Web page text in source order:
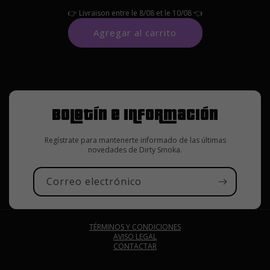
👉 Livraison entre le 8/08et le 10/08👈
Agregar al carrito
Boletín e información
Regístrate para mantenerte informado de las últimas
novedades de Dirty Smoka.
Correo electrónico
TÉRMINOS Y CONDICIONES
AVISO LEGAL
CONTACTAR